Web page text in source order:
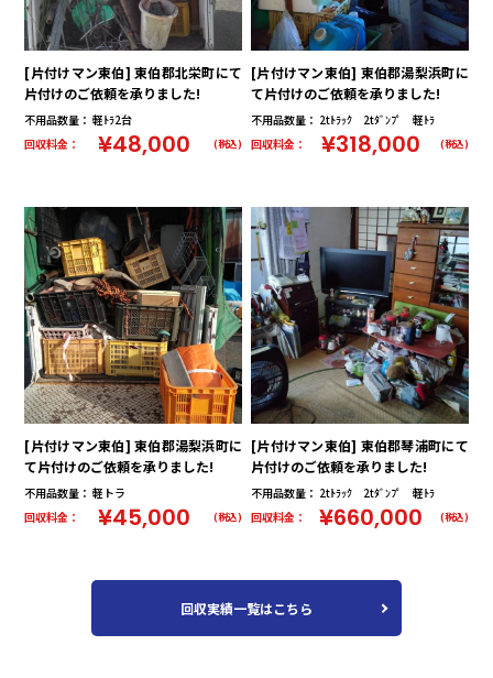
[片付けマン東伯] 東伯郡北栄町にて
片付けのご依頼を承りました!
不用品数量： 軽ﾄﾗ2台
回収料金：
¥48,000 (税込)
[片付けマン東伯] 東伯郡湯梨浜町に
て片付けのご依頼を承りました!
不用品数量： 2tﾄﾗｯｸ 2tﾀﾞﾝﾌﾟ 軽ﾄﾗ
回収料金：
¥318,000 (税込)
[片付けマン東伯] 東伯郡湯梨浜町に
て片付けのご依頼を承りました!
不用品数量： 軽トラ
回収料金：
¥45,000 (税込)
[片付けマン東伯] 東伯郡琴浦町にて
片付けのご依頼を承りました!
不用品数量： 2tﾄﾗｯｸ 2tﾀﾞﾝﾌﾟ 軽ﾄﾗ
回収料金：
¥660,000 (税込)
回収実績一覧はこちら